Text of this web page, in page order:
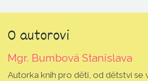
O autorovi
Mgr. Bumbová Stanislava
Autorka knih pro děti, od dětství se